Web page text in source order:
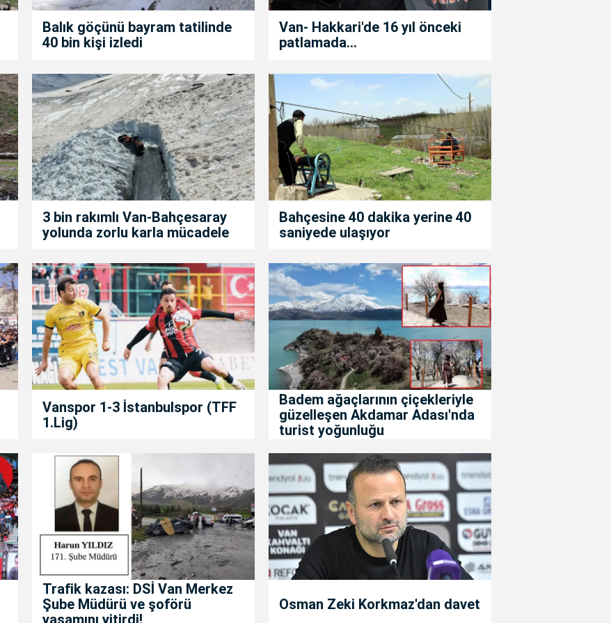
Balık göçünü bayram tatilinde
40 bin kişi izledi
Van- Hakkari'de 16 yıl önceki
patlamada...
3 bin rakımlı Van-Bahçesaray
yolunda zorlu karla mücadele
Bahçesine 40 dakika yerine 40
saniyede ulaşıyor
Vanspor 1-3 İstanbulspor (TFF
1.Lig)
Badem ağaçlarının çiçekleriyle
güzelleşen Akdamar Adası'nda
turist yoğunluğu
Trafik kazası: DSİ Van Merkez
Şube Müdürü ve şoförü
Osman Zeki Korkmaz'dan davet